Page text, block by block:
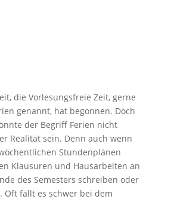
die Vorlesungsfreie Zeit, gerne
genannt, hat begonnen. Doch
der Begriff Ferien nicht
Realität sein. Denn auch wenn
Stundenplänen
Klausuren und Hausarbeiten an
des Semesters schreiben oder
Oft fällt es schwer bei dem